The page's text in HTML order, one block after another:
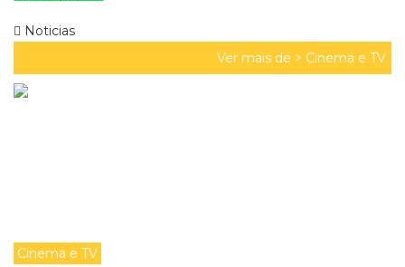
Noticias
Ver mais de > Cinema e TV
Cinema e TV